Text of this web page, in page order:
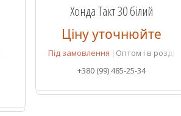
Хонда Такт 30 білий
Ціну уточнюйте
Під замовлення
Оптом і в роздріб
+380 (99) 485-25-34